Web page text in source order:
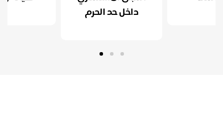
داخل حد الحرم